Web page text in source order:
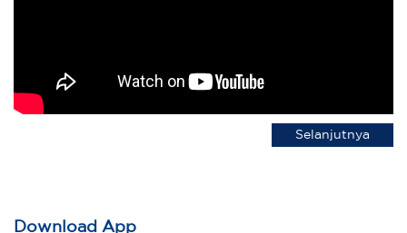
Selanjutnya
Download App